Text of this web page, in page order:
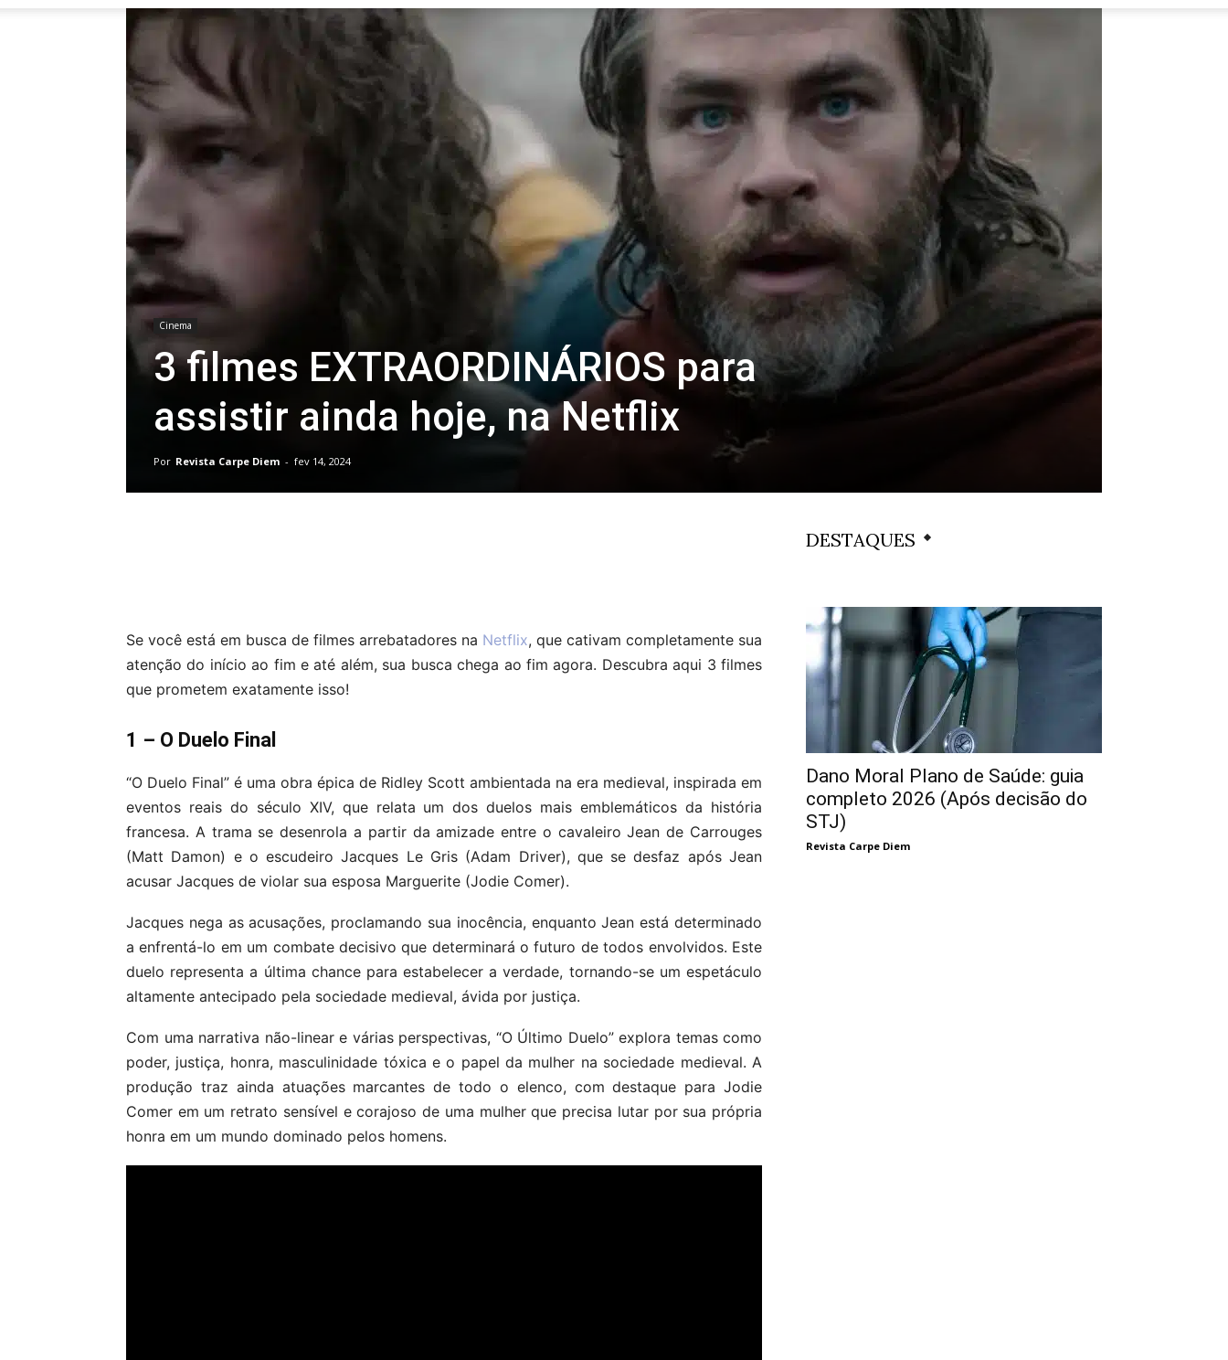
Revista
Carpe
Diem
Cinema
3 filmes EXTRAORDINÁRIOS para
assistir ainda hoje, na Netflix
Por Revista Carpe Diem - fev 14, 2024
Se você está em busca de filmes arrebatadores na Netflix, que cativam completamente sua
atenção do início ao fim e até além, sua busca chega ao fim agora. Descubra aqui 3 filmes
que prometem exatamente isso!
1 – O Duelo Final
“O Duelo Final” é uma obra épica de Ridley Scott ambientada na era medieval, inspirada em
eventos reais do século XIV, que relata um dos duelos mais emblemáticos da história
francesa. A trama se desenrola a partir da amizade entre o cavaleiro Jean de Carrouges
(Matt Damon) e o escudeiro Jacques Le Gris (Adam Driver), que se desfaz após Jean
acusar Jacques de violar sua esposa Marguerite (Jodie Comer).
Jacques nega as acusações, proclamando sua inocência, enquanto Jean está determinado
a enfrentá-lo em um combate decisivo que determinará o futuro de todos envolvidos. Este
duelo representa a última chance para estabelecer a verdade, tornando-se um espetáculo
altamente antecipado pela sociedade medieval, ávida por justiça.
Com uma narrativa não-linear e várias perspectivas, “O Último Duelo” explora temas como
poder, justiça, honra, masculinidade tóxica e o papel da mulher na sociedade medieval. A
produção traz ainda atuações marcantes de todo o elenco, com destaque para Jodie
Comer em um retrato sensível e corajoso de uma mulher que precisa lutar por sua própria
honra em um mundo dominado pelos homens.
DESTAQUES
Dano Moral Plano de Saúde: guia
completo 2026 (Após decisão do
STJ)
Revista Carpe Diem